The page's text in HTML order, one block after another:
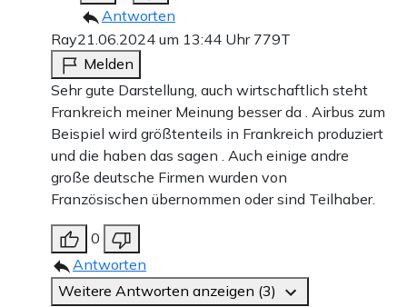
Antworten
Ray21.06.2024 um 13:44 Uhr 779T
Melden
Sehr gute Darstellung, auch wirtschaftlich steht
Frankreich meiner Meinung besser da . Airbus zum
Beispiel wird größtenteils in Frankreich produziert
und die haben das sagen . Auch einige andre
große deutsche Firmen wurden von
Französischen übernommen oder sind Teilhaber.
0
Antworten
Weitere Antworten anzeigen (3)